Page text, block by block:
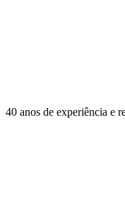
40 anos de experiência e